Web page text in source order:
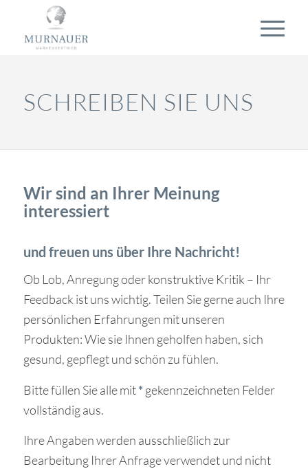
SCHREIBEN SIE UNS
Wir sind an Ihrer Meinung
interessiert
und freuen uns über Ihre Nachricht!
Ob Lob, Anregung oder konstruktive Kritik – Ihr
Feedback ist uns wichtig. Teilen Sie gerne auch Ihre
persönlichen Erfahrungen mit unseren
Produkten: Wie sie Ihnen geholfen haben, sich
gesund, gepflegt und schön zu fühlen.
Bitte füllen Sie alle mit*gekennzeichneten Felder
vollständig aus.
Ihre Angaben werden ausschließlich zur
Bearbeitung Ihrer Anfrage verwendet und nicht